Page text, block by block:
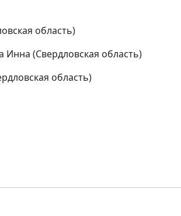
область)
Инна (Свердловская область)
область)